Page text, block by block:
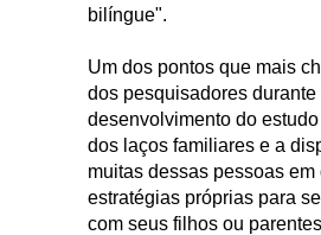
bilíngue".
Um dos pontos que mais
dos pesquisadores durante
desenvolvimento do
dos laços familiares e a
muitas dessas pessoas em
estratégias próprias para
com seus filhos ou